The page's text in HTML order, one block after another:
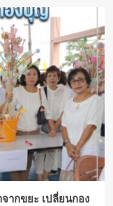
ากขยะ เปลี่ยนกอง